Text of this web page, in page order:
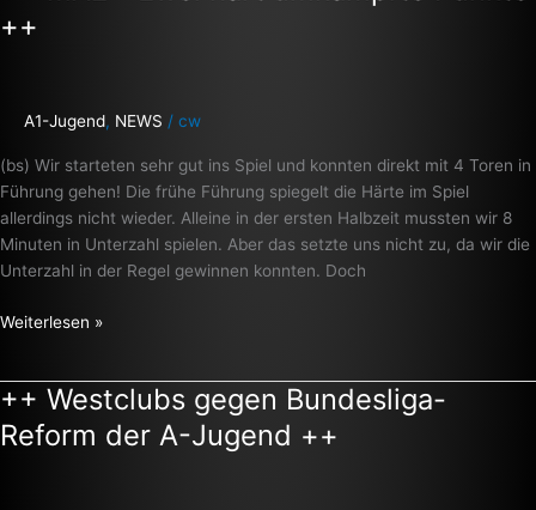
++
A1-Jugend, NEWS / cw
(bs) Wir starteten sehr gut ins Spiel und konnten direkt mit 4 Toren in
Führung gehen! Die frühe Führung spiegelt die Härte im Spiel
allerdings nicht wieder. Alleine in der ersten Halbzeit mussten wir 8
Minuten in Unterzahl spielen. Aber das setzte uns nicht zu, da wir die
Unterzahl in der Regel gewinnen konnten. Doch
umkämpfte
++
Weiterlesen »
++ Westclubs gegen Bundesliga-
Reform der A-Jugend ++
++
Westclubs
gegen